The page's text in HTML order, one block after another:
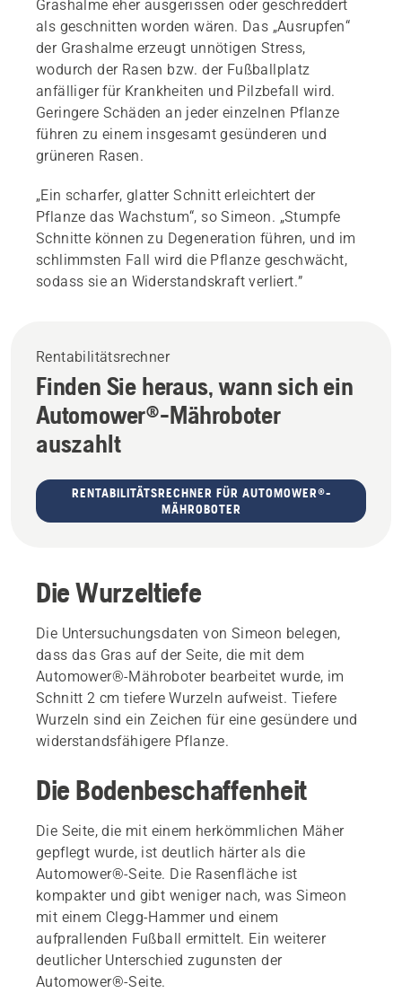
Grashalme eher ausgerissen oder geschreddert
als geschnitten worden wären. Das „Ausrupfen“
der Grashalme erzeugt unnötigen Stress,
wodurch der Rasen bzw. der Fußballplatz
anfälliger für Krankheiten und Pilzbefall wird.
Geringere Schäden an jeder einzelnen Pflanze
führen zu einem insgesamt gesünderen und
grüneren Rasen.
„Ein scharfer, glatter Schnitt erleichtert der
Pflanze das Wachstum“, so Simeon. „Stumpfe
Schnitte können zu Degeneration führen, und im
schlimmsten Fall wird die Pflanze geschwächt,
sodass sie an Widerstandskraft verliert.”
Rentabilitätsrechner
Finden Sie heraus, wann sich ein
Automower®-Mähroboter
auszahlt
RENTABILITÄTSRECHNER FÜR AUTOMOWER®-
MÄHROBOTER
Die Wurzeltiefe
Die Untersuchungsdaten von Simeon belegen,
dass das Gras auf der Seite, die mit dem
Automower®-Mähroboter bearbeitet wurde, im
Schnitt 2 cm tiefere Wurzeln aufweist. Tiefere
Wurzeln sind ein Zeichen für eine gesündere und
widerstandsfähigere Pflanze.
Die Bodenbeschaffenheit
Die Seite, die mit einem herkömmlichen Mäher
gepflegt wurde, ist deutlich härter als die
Automower®-Seite. Die Rasenfläche ist
kompakter und gibt weniger nach, was Simeon
mit einem Clegg-Hammer und einem
aufprallenden Fußball ermittelt. Ein weiterer
deutlicher Unterschied zugunsten der
Automower®-Seite.